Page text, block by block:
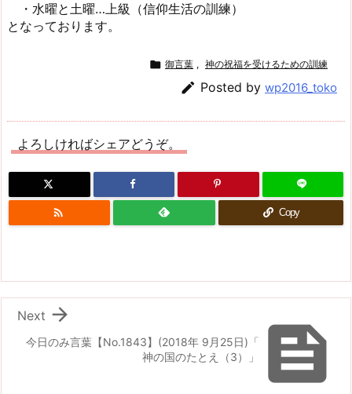
・水曜と土曜…上級（信仰生活の訓練）
となっております。
 御言葉 , 神の祝福を受けるための訓練
 Posted by wp2016_toko
よろしければシェアどうぞ。
 Copy

今日のみ言葉【No.1843】(2018年 9月25日)「
神の国のたとえ（3）」

Next